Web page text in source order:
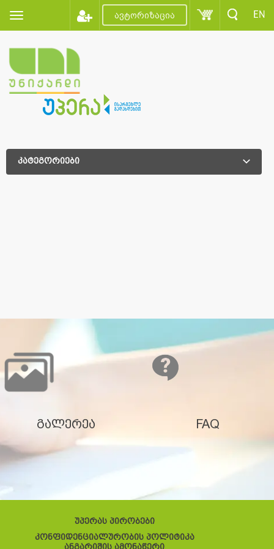
ავტორიზაცია EN
კატეგორიები
გალერეა FAQ
უპერას პირობები
კონფიდენციალურობის პოლიტიკა
ანგარიშის ამონაწერი